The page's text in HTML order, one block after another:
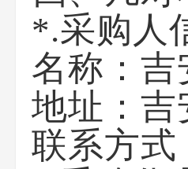
*.采购人
名称：吉
地址：吉
联系方式